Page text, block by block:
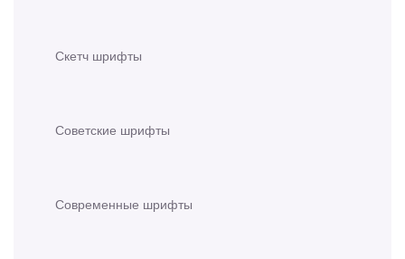
Скетч шрифты
Советские шрифты
Современные шрифты